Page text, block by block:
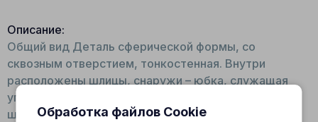
Описание:
Общий вид Деталь сферической формы, со
сквозным отверстием, тонкостенная. Внутри
расположены шлицы, снаружи – юбка, служащая
упором для витых пружин. Для изготовления
шарнира используется бронза. Принцип работы:
Обработка файлов Cookie